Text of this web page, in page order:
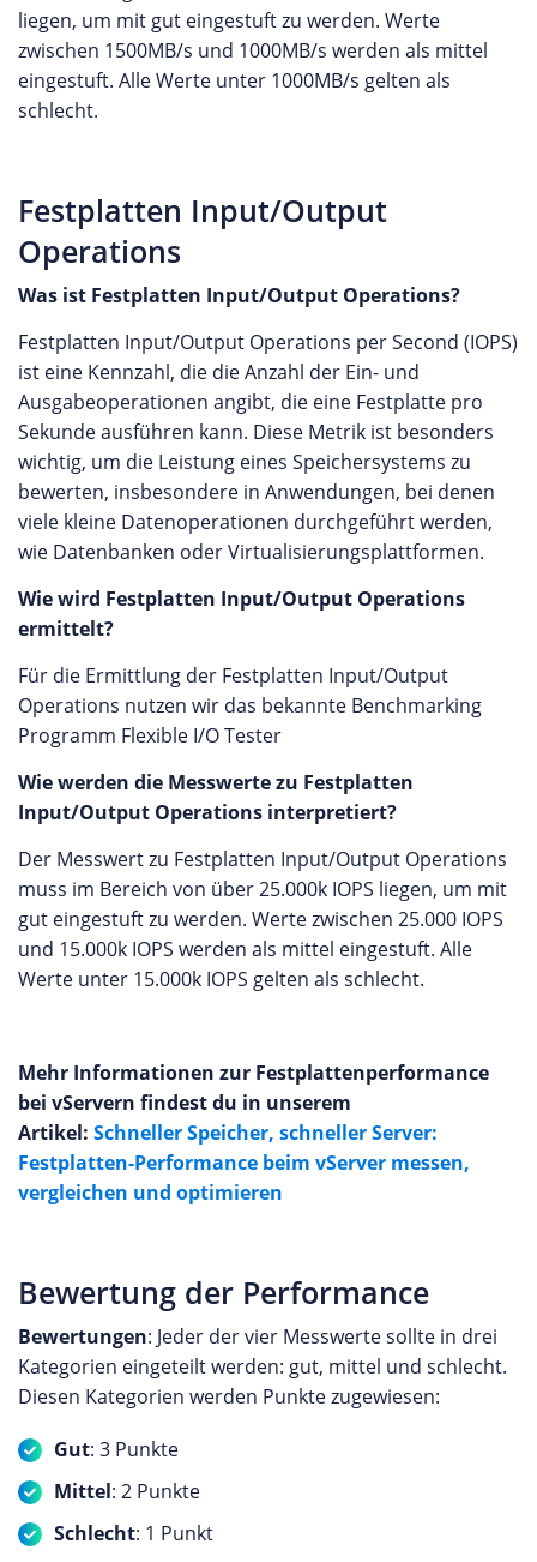
liegen, um mit gut eingestuft zu werden. Werte
zwischen 1500MB/s und 1000MB/s werden als mittel
eingestuft. Alle Werte unter 1000MB/s gelten als
schlecht.
Festplatten Input/Output
Operations
Was ist Festplatten Input/Output Operations?
Festplatten Input/Output Operations per Second (IOPS)
ist eine Kennzahl, die die Anzahl der Ein- und
Ausgabeoperationen angibt, die eine Festplatte pro
Sekunde ausführen kann. Diese Metrik ist besonders
wichtig, um die Leistung eines Speichersystems zu
bewerten, insbesondere in Anwendungen, bei denen
viele kleine Datenoperationen durchgeführt werden,
wie Datenbanken oder Virtualisierungsplattformen.
Wie wird Festplatten Input/Output Operations
ermittelt?
Für die Ermittlung der Festplatten Input/Output
Operations nutzen wir das bekannte Benchmarking
Programm Flexible I/O Tester
Wie werden die Messwerte zu Festplatten
Input/Output Operations interpretiert?
Der Messwert zu Festplatten Input/Output Operations
muss im Bereich von über 25.000k IOPS liegen, um mit
gut eingestuft zu werden. Werte zwischen 25.000 IOPS
und 15.000k IOPS werden als mittel eingestuft. Alle
Werte unter 15.000k IOPS gelten als schlecht.
Mehr Informationen zur Festplattenperformance
bei vServern findest du in unserem
Artikel: Schneller Speicher, schneller Server:
Festplatten-Performance beim vServer messen,
vergleichen und optimieren
Bewertung der Performance
Bewertungen: Jeder der vier Messwerte sollte in drei
Kategorien eingeteilt werden: gut, mittel und schlecht.
Diesen Kategorien werden Punkte zugewiesen:
Gut: 3 Punkte
Mittel: 2 Punkte
Schlecht: 1 Punkt